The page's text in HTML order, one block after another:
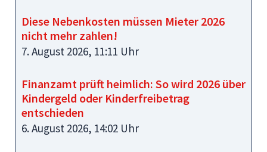
Diese Nebenkosten müssen Mieter 2026
nicht mehr zahlen!
7. August 2026, 11:11 Uhr
Finanzamt prüft heimlich: So wird 2026 über
Kindergeld oder Kinderfreibetrag
entschieden
6. August 2026, 14:02 Uhr